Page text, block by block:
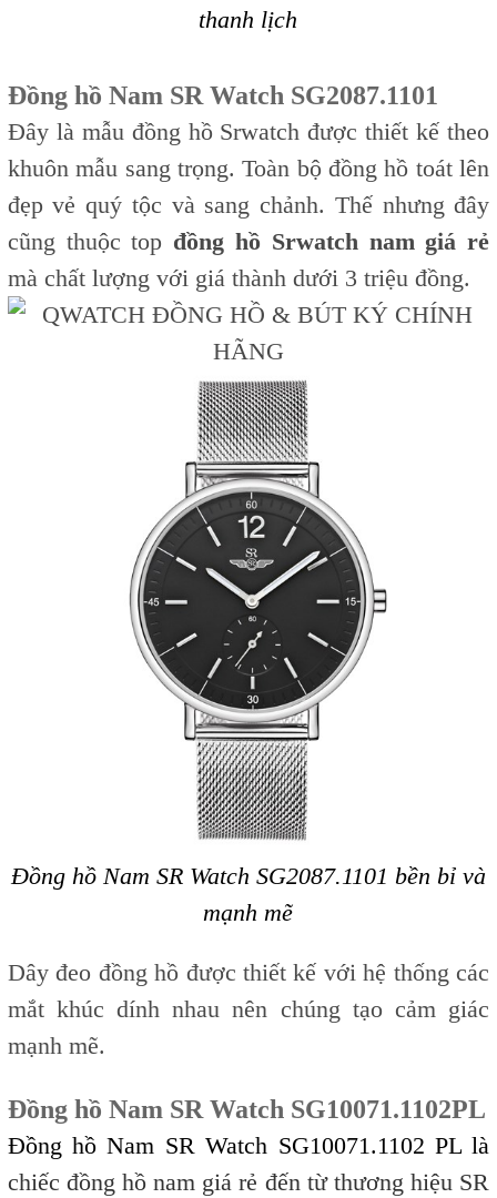
thanh lịch
Đồng hồ Nam SR Watch SG2087.1101
Đây là mẫu đồng hồ Srwatch được thiết kế theo
khuôn mẫu sang trọng. Toàn bộ đồng hồ toát lên
đẹp vẻ quý tộc và sang chảnh. Thế nhưng đây
cũng thuộc top đồng hồ Srwatch nam giá rẻ
mà chất lượng với giá thành dưới 3 triệu đồng.
Đồng hồ Nam SR Watch SG2087.1101 bền bỉ và
mạnh mẽ
Dây đeo đồng hồ được thiết kế với hệ thống các
mắt khúc dính nhau nên chúng tạo cảm giác
mạnh mẽ.
Đồng hồ Nam SR Watch SG10071.1102PL
Đồng hồ Nam SR Watch SG10071.1102 PL là
chiếc đồng hồ nam giá rẻ đến từ thương hiệu SR